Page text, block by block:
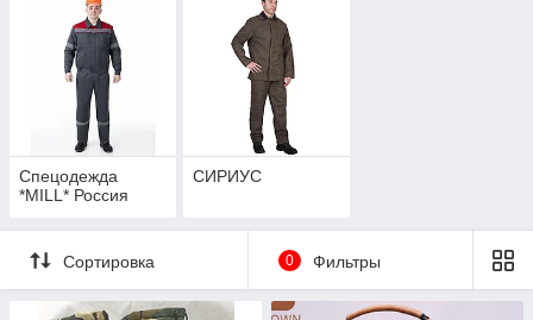
Спецодежда
*MILL* Россия
СИРИУС
Сортировка 0 Фильтры